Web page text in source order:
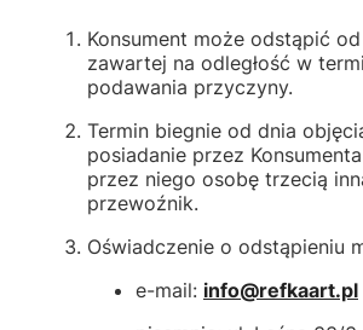
Konsument może odstąpić
zawartej na odległość w
podawania przyczyny.
Termin biegnie od dnia
posiadanie przez
przez niego osobę trzecią
przewoźnik.
Oświadczenie o odstąpieniu
e-mail: info@refkaart.pl